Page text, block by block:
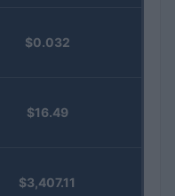
$0.032
$16.49
$3,407.11